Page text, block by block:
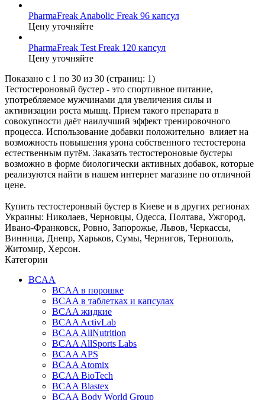
PharmaFreak Anabolic Freak 96 капсул
Цену уточняйте
PharmaFreak Test Freak 120 капсул
Цену уточняйте
Показано с 1 по 30 из 30 (страниц: 1)
Тестостероновый бустер - это спортивное питание,
употребляемое мужчинами для увеличения силы и
активизации роста мышц. Прием такого препарата в
совокупности даёт наилучший эффект тренировочного
процесса. Использование добавки положительно влияет на
возможность повышения урона собственного тестостерона
естественным путём. Заказать тестостероновые бустеры
возможно в форме биологически активных добавок, которые
реализуются найти в нашем интернет магазине по отличной
цене.
Купить тестостеронвый бустер в Киеве и в других регионах
Украины: Николаев, Черновцы, Одесса, Полтава, Ужгород,
Ивано-Франковск, Ровно, Запорожье, Львов, Черкассы,
Винница, Днепр, Харьков, Сумы, Чернигов, Тернополь,
Житомир, Херсон.
Категории
BCAA
BCAA в порошке
BCAA в таблетках и капсулах
BCAA жидкие
BCAA ActivLab
BCAA AllNutrition
BCAA AllSports Labs
BCAA APS
BCAA Atomix
BCAA BioTech
BCAA Blastex
BCAA Body World Group